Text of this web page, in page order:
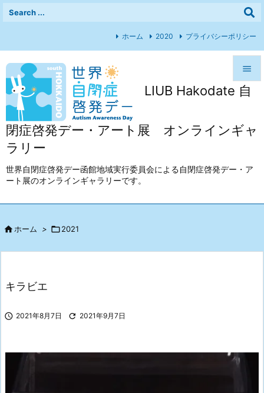
LIUB Hakodate 自
閉症啓発デー・アート展 オンラインギャ
ラリー
世界自閉症啓発デー函館地域実行委員会による自閉症啓発デー・ア
ート展のオンラインギャラリーです。



前へ
次へ
ホーム 2020 プライバシーポリシー
ホーム > 2021
キラビエ
 2021年8月7日  2021年9月7日